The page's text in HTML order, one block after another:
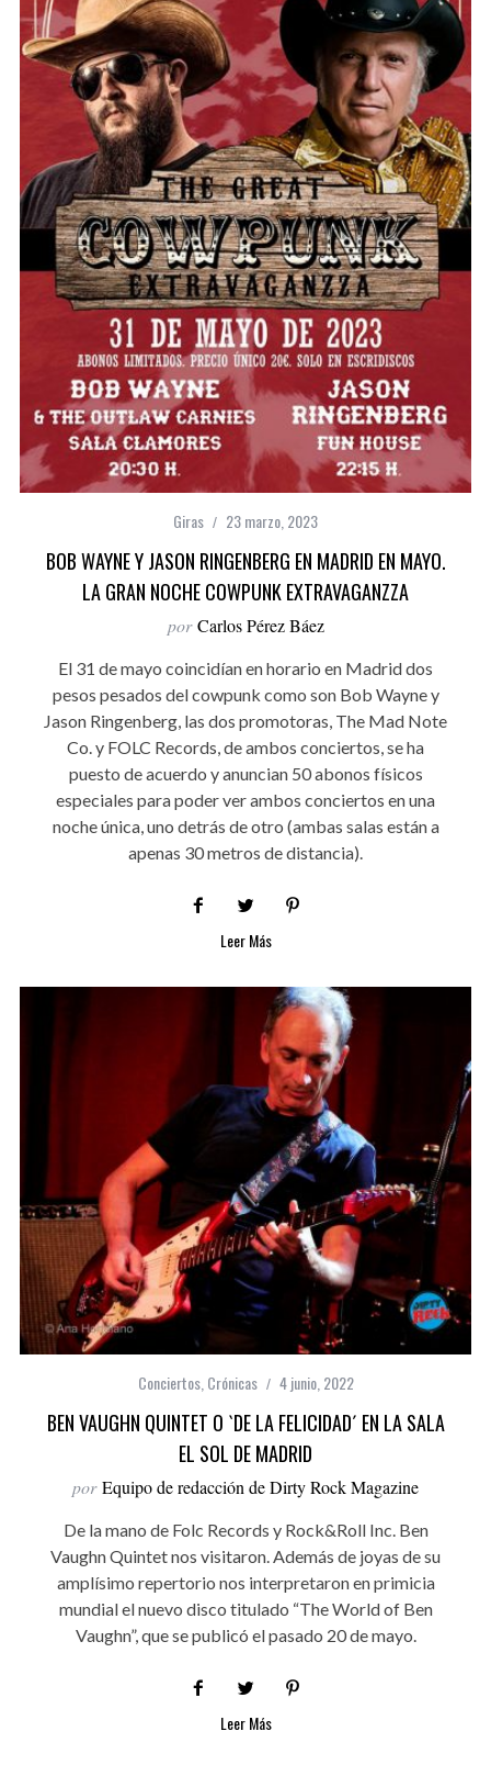
Giras 23 marzo, 2023
BOB WAYNE Y JASON RINGENBERG EN MADRID EN MAYO.
LA GRAN NOCHE COWPUNK EXTRAVAGANZZA
por Carlos Pérez Báez
El 31 de mayo coincidían en horario en Madrid dos
pesos pesados del cowpunk como son Bob Wayne y
Jason Ringenberg, las dos promotoras, The Mad Note
Co. y FOLC Records, de ambos conciertos, se ha
puesto de acuerdo y anuncian 50 abonos físicos
especiales para poder ver ambos conciertos en una
noche única, uno detrás de otro (ambas salas están a
apenas 30 metros de distancia).
Leer Más
Conciertos,Crónicas 4 junio, 2022
BEN VAUGHN QUINTET O `DE LA FELICIDAD´ EN LA SALA
EL SOL DE MADRID
por Equipo de redacción de Dirty Rock Magazine
De la mano de Folc Records y Rock&Roll Inc. Ben
Vaughn Quintet nos visitaron. Además de joyas de su
amplísimo repertorio nos interpretaron en primicia
mundial el nuevo disco titulado “The World of Ben
Vaughn”, que se publicó el pasado 20 de mayo.
Leer Más